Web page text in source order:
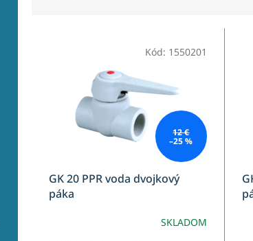
12 €
–25 %
GK 20 PPR voda dvojkový
páka
SKLADOM
Kód: 1550201